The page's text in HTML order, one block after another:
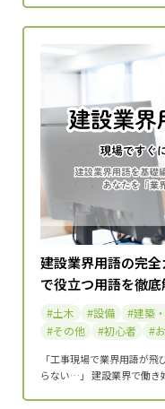
建設業界用語の完
で役立つ用語を徹
土木 設備 建築
その他
初心者
「工事現場で業界用語が
らない…」 建設業界で働